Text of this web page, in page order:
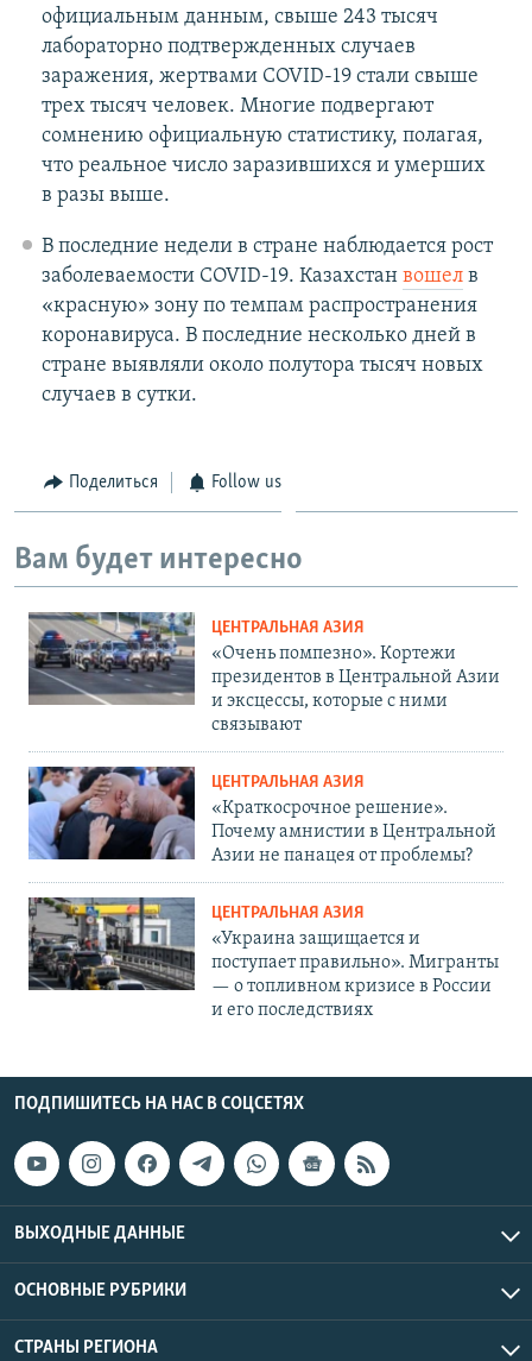
официальным данным, свыше 243 тысяч
лабораторно подтвержденных случаев
заражения, жертвами COVID-19 стали свыше
трех тысяч человек. Многие подвергают
сомнению официальную статистику, полагая,
что реальное число заразившихся и умерших
в разы выше.
В последние недели в стране наблюдается рост
заболеваемости COVID-19. Казахстан вошелв
«красную» зону по темпам распространения
коронавируса. В последние несколько дней в
стране выявляли около полутора тысяч новых
случаев в сутки.
Поделиться Follow us
Вам будет интересно
ЦЕНТРАЛЬНАЯ АЗИЯ
«Очень помпезно». Кортежи
президентов в Центральной Азии
и эксцессы, которые с ними
связывают
ЦЕНТРАЛЬНАЯ АЗИЯ
«Краткосрочное решение».
Почему амнистии в Центральной
Азии не панацея от проблемы?
ЦЕНТРАЛЬНАЯ АЗИЯ
«Украина защищается и
поступает правильно». Мигранты
— о топливном кризисе в России
и его последствиях
ПОДПИШИТЕСЬ НА НАС В СОЦСЕТЯХ
ВЫХОДНЫЕ ДАННЫЕ
ОСНОВНЫЕ РУБРИКИ
СТРАНЫ РЕГИОНА